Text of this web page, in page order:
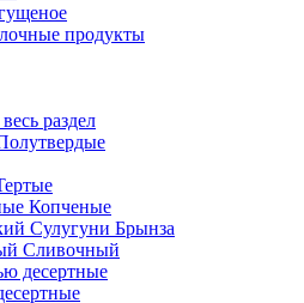
продукты
раздел
Копченые
Сулугуни Брынза
Сливочный
десертные